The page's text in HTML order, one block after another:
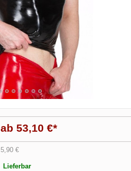
ab 53,10 €*
5,90 €
Lieferbar